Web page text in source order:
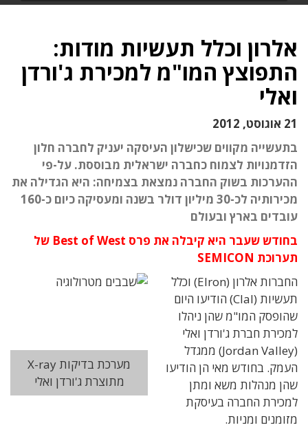
אלרון וכלל תעשיות מודות:
התפוצץ המו"מ למכירת ג'ורדן
ואלי
21 אוגוסט, 2012
בתעשייה מקווים שכישלון העיסקה יעניק לחברה חלון
הזדמנויות לצמוח כחברה ישראלית מבוססת. על-פי
ההערכות בשוק החברה נמצאת בצמיחה: היא הגדילה את
מכירותיה לכ-30 מיליון דולר בשנה ומעסיקה כיום כ-160
עובדים בארץ ובעולם
בחודש שעבר היא קיבלה את פרס Best of West של
תערוכת SEMICON
מערכת בדיקות X-ray
מתוצרת ג'ורדן ואלי
החברות אלרון (Elron) וכלל
תעשיות (Clal) הודיעו היום
שהופסק המו"מ שהן ניהלו
למכירת חברת ג'ורדן ואלי
(Jordan Valley) ממגדל
העמק. בחודש מאי הן הודיעו
שהן מנהלות משא ומתן
למכירת החברה בעיסקת
מזומנים ומניות.